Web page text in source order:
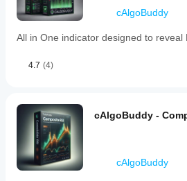
cAlgoBuddy
All in One indicator designed to reveal
4.7 (4)
cAlgoBuddy -
cAlgoBuddy